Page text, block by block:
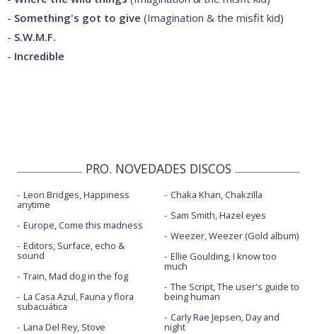
- Something's got to give (Imagination & the misfit kid)
- S.W.M.F.
- Incredible
PRO. NOVEDADES DISCOS
Leon Bridges, Happiness
anytime
Europe, Come this madness
Editors, Surface, echo &
sound
Train, Mad dog in the fog
La Casa Azul, Fauna y flora
subacuática
Lana Del Rey, Stove
Chaka Khan, Chakzilla
Sam Smith, Hazel eyes
Weezer, Weezer (Gold album)
Ellie Goulding, I know too
much
The Script, The user's guide to
being human
Carly Rae Jepsen, Day and
night